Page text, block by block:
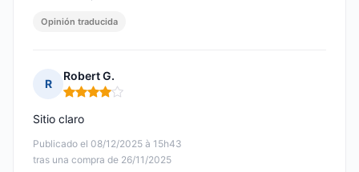
Opinión traducida
R
Robert G.
Nota: 4 de 5
Publicado el 08/12/2025 à 15h43
tras una compra de 26/11/2025
Sitio claro